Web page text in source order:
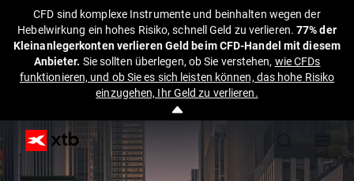
CFD sind komplexe Instrumente und beinhalten wegen der
Hebelwirkung ein hohes Risiko, schnell Geld zu verlieren.77% der
Kleinanlegerkonten verlieren Geld beim CFD-Handel mit diesem
Anbieter. Sie sollten überlegen, ob Sie verstehen, wie CFDs
funktionieren, und ob Sie es sich leisten können, das hohe Risiko
einzugehen, Ihr Geld zu verlieren.